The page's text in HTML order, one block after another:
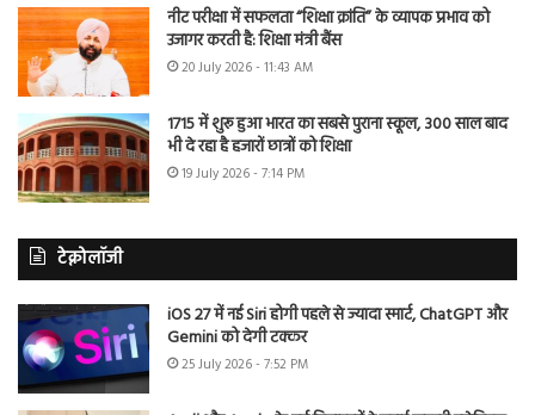
नीट परीक्षा में सफलता “शिक्षा क्रांति” के व्यापक प्रभाव को
उजागर करती है: शिक्षा मंत्री बैंस
20 July 2026 - 11:43 AM
1715 में शुरू हुआ भारत का सबसे पुराना स्कूल, 300 साल बाद
भी दे रहा है हजारों छात्रों को शिक्षा
19 July 2026 - 7:14 PM
टेक्नोलॉजी
iOS 27 में नई Siri होगी पहले से ज्यादा स्मार्ट, ChatGPT और
Gemini को देगी टक्कर
25 July 2026 - 7:52 PM